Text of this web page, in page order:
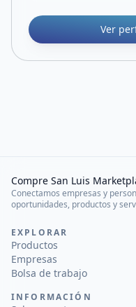
Ver
Compre San Luis
Conectamos empresas y
oportunidades, productos y
EXPLORAR
Productos
Empresas
Bolsa de trabajo
INFORMACIÓN